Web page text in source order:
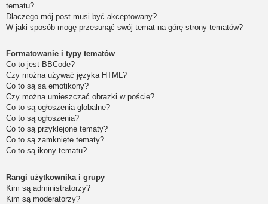
tematu?
Dlaczego mój post musi być akceptowany?
W jaki sposób mogę przesunąć swój temat na górę strony tematów?
Formatowanie i typy tematów
Co to jest BBCode?
Czy można używać języka HTML?
Co to są są emotikony?
Czy można umieszczać obrazki w poście?
Co to są ogłoszenia globalne?
Co to są ogłoszenia?
Co to są przyklejone tematy?
Co to są zamknięte tematy?
Co to są ikony tematu?
Rangi użytkownika i grupy
Kim są administratorzy?
Kim są moderatorzy?